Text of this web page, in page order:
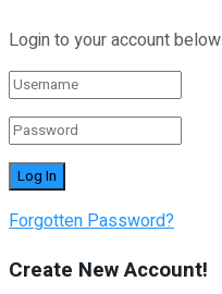
Login to your account below
Forgotten Password?
Create New Account!